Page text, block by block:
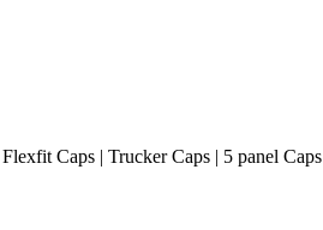
Caps | Trucker Caps | 5 panel Caps